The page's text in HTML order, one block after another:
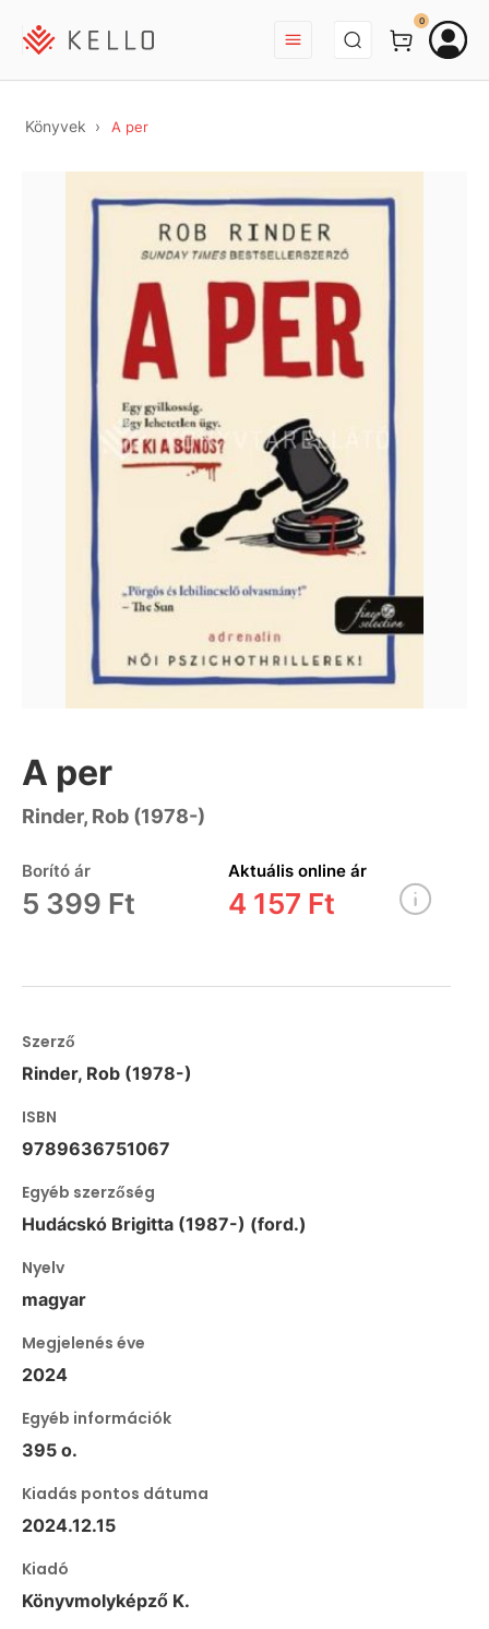
BEJELENTKEZÉS
0
Könyvek A per
A per
Rinder, Rob (1978-)
Borító ár
5 399 Ft
Aktuális online ár
4 157 Ft
Szerző
Rinder, Rob (1978-)
ISBN
9789636751067
Egyéb szerzőség
Hudácskó Brigitta (1987-) (ford.)
Nyelv
magyar
Megjelenés éve
2024
Egyéb információk
395 o.
Kiadás pontos dátuma
2024.12.15
Kiadó
Könyvmolyképző K.